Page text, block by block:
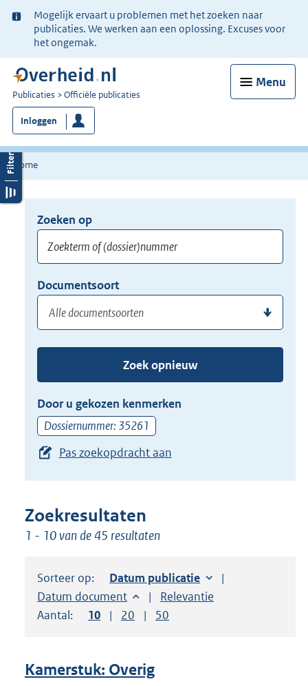
Ter
informatie:
Mogelijk ervaart u problemen met het zoeken naar
publicaties. We werken aan een oplossing. Excuses voor
het ongemak.
Menu
U
bent
nu
hier:
Publicaties Officiële publicaties
Inloggen
Home
Opnieuw
zoeken:
Zoeken op
of
(dossier)nummer
hier
uw
zoekterm
of
(dossier)nummer
in
Documentsoort
of
de
pijl
beneden
toets
suggesties.
Druk
om
uw
Zoek opnieuw
Door u gekozen kenmerken
Dossiernummer: 35261
Pas zoekopdracht aan
Zoekresultaten
1 - 10 van de 45 resultaten
Sorteer op: Sorteer op:
Datum publicatie
Sorteer op:
Datum document Sorteer op:
Relevantie
Aantal:
Toon
10 resultaten per pagina
Toon
20 resultaten per pagina
Toon
50
Kamerstuk: Overig